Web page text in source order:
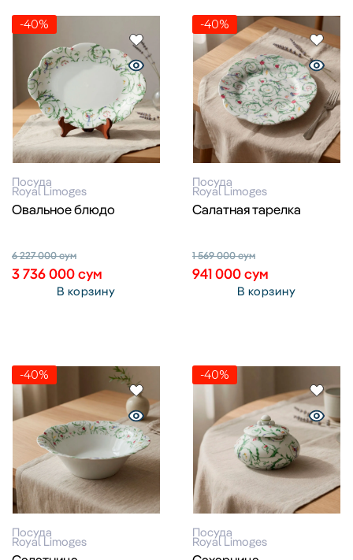
-40%
Посуда
Royal Limoges
Овальное блюдо
6 227 000сум
3 736 000сум
В корзину
-40%
Посуда
Royal Limoges
Салатная тарелка
1 569 000сум
941 000сум
В корзину
-40%
Посуда
Royal Limoges
-40%
Посуда
Royal Limoges